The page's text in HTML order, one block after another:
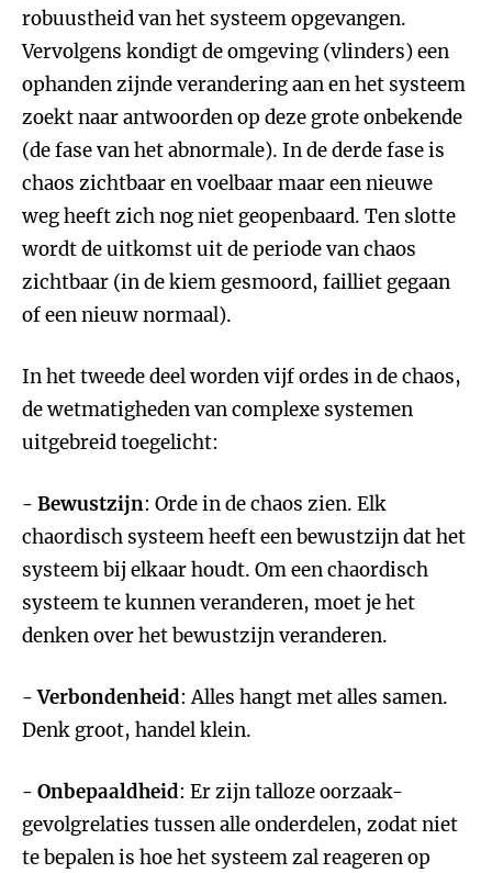
robuustheid van het systeem opgevangen.
Vervolgens kondigt de omgeving (vlinders) een
ophanden zijnde verandering aan en het systeem
zoekt naar antwoorden op deze grote onbekende
(de fase van het abnormale). In de derde fase is
chaos zichtbaar en voelbaar maar een nieuwe
weg heeft zich nog niet geopenbaard. Ten slotte
wordt de uitkomst uit de periode van chaos
zichtbaar (in de kiem gesmoord, failliet gegaan
of een nieuw normaal).
In het tweede deel worden vijf ordes in de chaos,
de wetmatigheden van complexe systemen
uitgebreid toegelicht:
- Bewustzijn: Orde in de chaos zien. Elk
chaordisch systeem heeft een bewustzijn dat het
systeem bij elkaar houdt. Om een chaordisch
systeem te kunnen veranderen, moet je het
denken over het bewustzijn veranderen.
- Verbondenheid: Alles hangt met alles samen.
Denk groot, handel klein.
- Onbepaaldheid: Er zijn talloze oorzaak-
gevolgrelaties tussen alle onderdelen, zodat niet
te bepalen is hoe het systeem zal reageren op